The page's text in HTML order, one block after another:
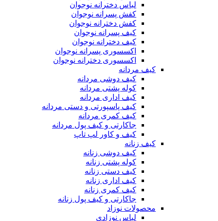
لباس دخترانه نوجوان
کفش پسرانه نوجوان
کفش دخترانه نوجوان
کیف پسرانه نوجوان
کیف دخترانه نوجوان
اکسسوری پسرانه نوجوان
اکسسوری دخترانه نوجوان
کیف مردانه
کیف دوشی مردانه
کوله پشتی مردانه
کیف اداری مردانه
کیف پاسپورتی و دستی مردانه
کیف کمری مردانه
جاکارتی و کیف پول مردانه
کیف و کاور لپ تاپ
کیف زنانه
کیف دوشی زنانه
کوله پشتی زنانه
کیف دستی زنانه
کیف اداری زنانه
کیف کمری زنانه
جاکارتی و کیف پول زنانه
محصولات نوزاد
لباس نوزادی